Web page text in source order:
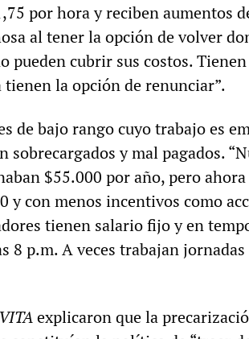
por hora y reciben aumentos
al tener la opción de volver
pueden cubrir sus costos.
la opción de renunciar”.
de bajo rango cuyo trabajo es
sobrecargados y mal pagados.
$55.000 por año, pero
y con menos incentivos como
tienen salario fijo y en
8 p.m. A veces trabajan jornadas
VITAexplicaron que la